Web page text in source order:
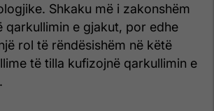
Shkaku më i zakonshëm
qarkullimin e gjakut, por edhe
rol të rëndësishëm në këtë
të tilla kufizojnë qarkullimin e